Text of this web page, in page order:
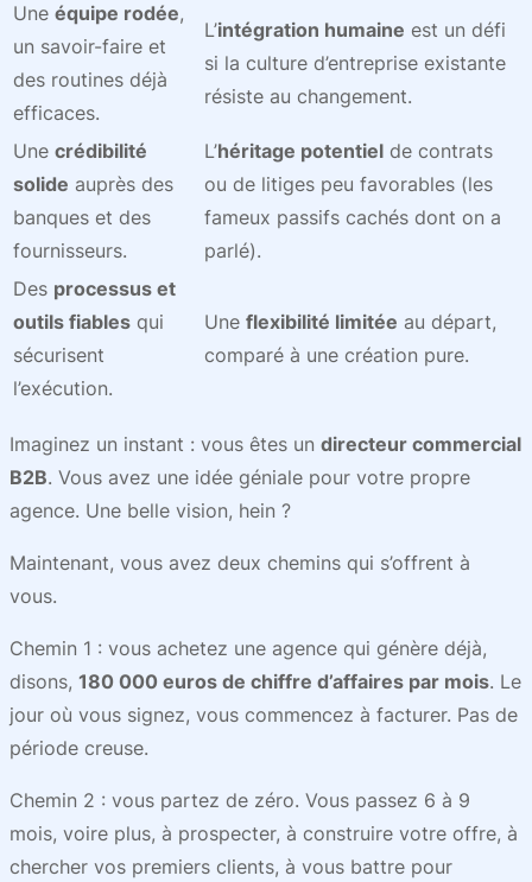
Une équipe rodée,
un savoir-faire et
des routines déjà
efficaces.
L’intégration humaine est un défi
si la culture d’entreprise existante
résiste au changement.
Une crédibilité
solide auprès des
banques et des
fournisseurs.
L’héritage potentiel de contrats
ou de litiges peu favorables (les
fameux passifs cachés dont on a
parlé).
Des processus et
outils fiables qui
sécurisent
l’exécution.
Une flexibilité limitée au départ,
comparé à une création pure.
Imaginez un instant : vous êtes un directeur commercial
B2B. Vous avez une idée géniale pour votre propre
agence. Une belle vision, hein ?
Maintenant, vous avez deux chemins qui s’offrent à
vous.
Chemin 1 : vous achetez une agence qui génère déjà,
disons, 180 000 euros de chiffre d’affaires par mois. Le
jour où vous signez, vous commencez à facturer. Pas de
période creuse.
Chemin 2 : vous partez de zéro. Vous passez 6 à 9
mois, voire plus, à prospecter, à construire votre offre, à
chercher vos premiers clients, à vous battre pour